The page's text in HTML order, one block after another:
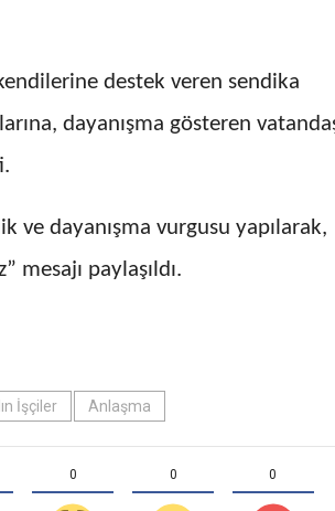
destek veren sendika
dayanışma gösteren
ve dayanışma vurgusu yapılarak,
mesajı paylaşıldı.
İşçiler Anlaşma
0 0 0